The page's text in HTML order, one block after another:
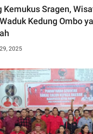
Kemukus Sragen,
Kedung Ombo
2025